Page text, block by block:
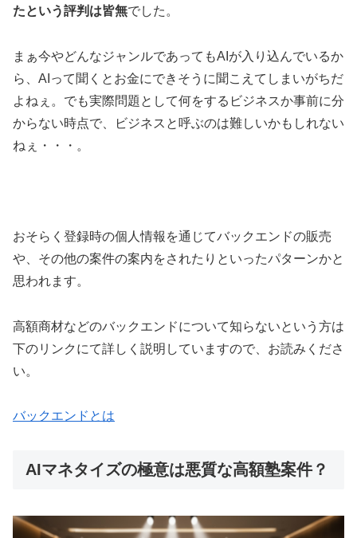
たという評判は皆無でした。
まぁ今やどんなジャンルであってもAIが入り込んでいるか
ら、AIって聞くとお金にできそうに聞こえてしまいがちだ
よねぇ。でも実際問題として何をするビジネスか事前に分
からない時点で、ビジネスと呼ぶのは難しいかもしれない
ねぇ・・・。
おそらく登録時の個人情報を通じてバックエンドの販売
や、その他の案件の案内をされたりといったパターンかと
思われます。
高額商材などのバックエンドについて知らないという方は
下のリンクにて詳しく説明していますので、お読みくださ
い。
バックエンドとは
AIマネタイズの極意は悪質な高額塾案件？